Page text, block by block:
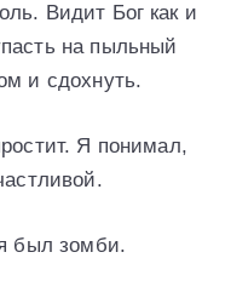
Видит Бог как и
на пыльный
и сдохнуть.
Я понимал,
был зомби.